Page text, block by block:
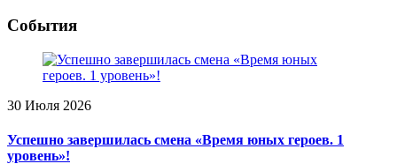
События
30 Июля 2026
Успешно завершилась смена «Время юных героев. 1
уровень»!